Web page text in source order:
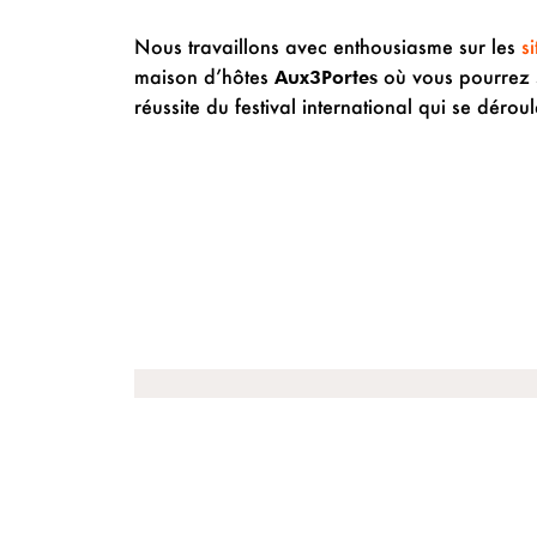
Nous travaillons avec enthousiasme sur les
maison d’hôtes Aux3Portes où vous pourrez
réussite du festival international qui se